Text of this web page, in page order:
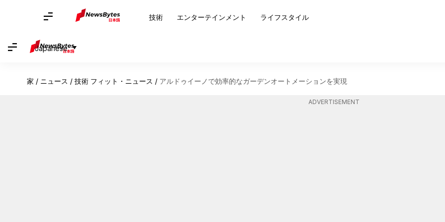
技術 エンターテインメント ライフスタイル
Japanese
家 / ニュース / 技術 フィット・ニュース / アルドゥイーノで効率的なガーデンオートメーションを実現
ADVERTISEMENT